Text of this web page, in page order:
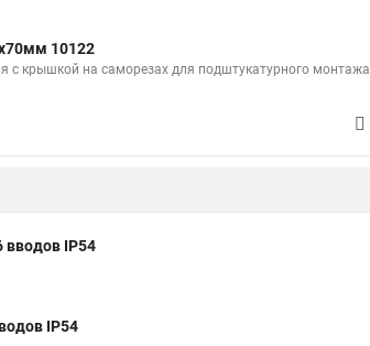
10122
с крышкой на саморезах для подштукатурного монтажа
вводов IP54
IP54